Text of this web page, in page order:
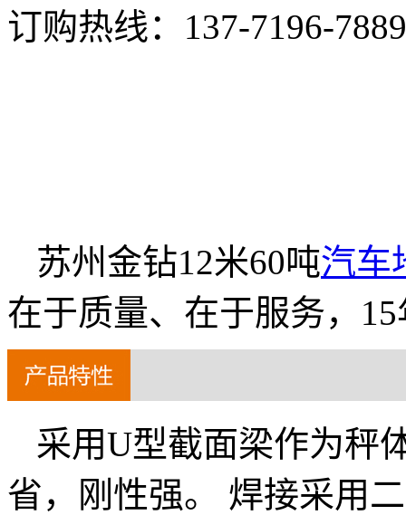
订购热线： 137-7196-7889
苏州金钻12米60吨汽车
在于质量、在于服务，
采用U型截面梁作为秤
省，刚性强。 焊接采用